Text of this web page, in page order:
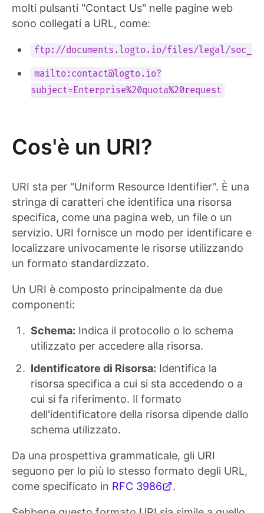
molti pulsanti "Contact Us" nelle pagine web
sono collegati a URL, come:
ftp://documents.logto.io/files/legal/
mailto: contact@logto.io?
subject=Enterprise%20quota%20request
Cos'è un URI?
URI sta per "Uniform Resource Identifier". È una
stringa di caratteri che identifica una risorsa
specifica, come una pagina web, un file o un
servizio. URI fornisce un modo per identificare e
localizzare univocamente le risorse utilizzando
un formato standardizzato.
Un URI è composto principalmente da due
componenti:
Schema: Indica il protocollo o lo schema
utilizzato per accedere alla risorsa.
Identificatore di Risorsa: Identifica la
risorsa specifica a cui si sta accedendo o a
cui si fa riferimento. Il formato
dell'identificatore della risorsa dipende dallo
schema utilizzato.
Da una prospettiva grammaticale, gli URI
seguono per lo più lo stesso formato degli URL,
come specificato in RFC 3986 .